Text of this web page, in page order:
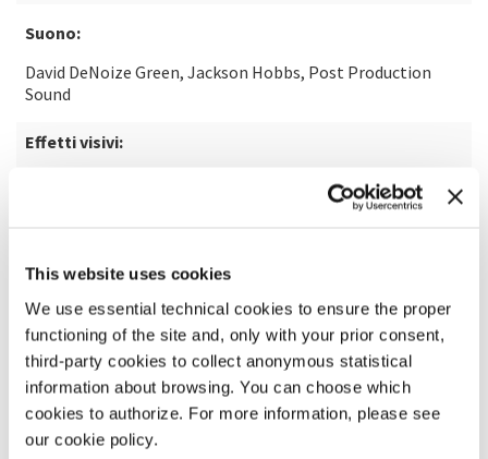
This website uses cookies
We use essential technical cookies to ensure the proper
functioning of the site and, only with your prior consent,
third-party cookies to collect anonymous statistical
information about browsing. You can choose which
cookies to authorize. For more information, please see
our cookie policy.
Suono:
David DeNoize Green, Jackson Hobbs, Post Production
Sound
Effetti visivi: